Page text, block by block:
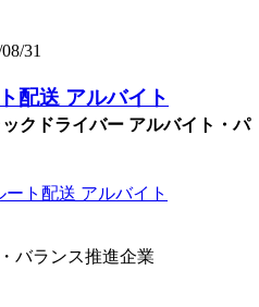
31
配送 アルバイト
クドライバー アルバイト・パ
バランス推進企業